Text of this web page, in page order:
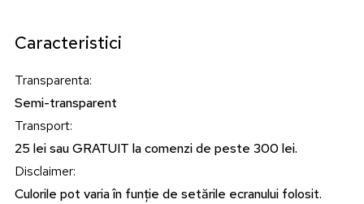
Caracteristici
Transparenta:
Semi-transparent
Transport:
25 lei sau GRATUIT la comenzi de peste 300 lei.
Disclaimer:
Culorile pot varia în funție de setările ecranului folosit.